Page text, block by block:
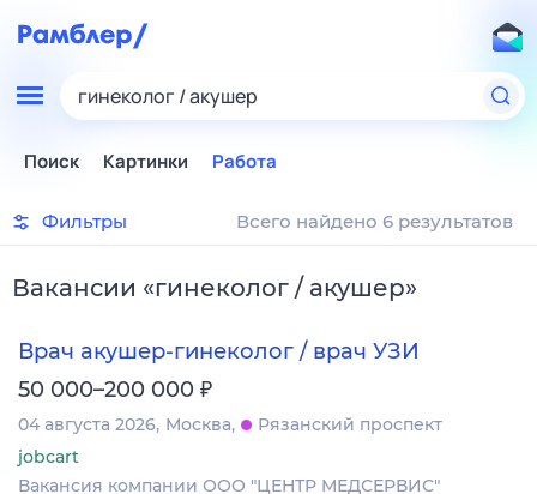
гинеколог / акушер
Поиск Картинки Работа
Фильтры Всего найдено 6 результатов
Вакансии «гинеколог / акушер»
Врач акушер-гинеколог / врач УЗИ
50 000–200 000 ₽
04 августа 2026 Москва
Рязанский проспект
jobcart
Вакансия компании ООО "ЦЕНТР МЕДСЕРВИС"